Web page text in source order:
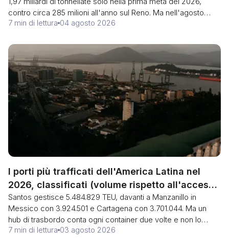
contro circa 285 milioni all'anno sul Reno. Ma nell'agosto
2026 il livello di Kaub ha raggiunto i 25 cm, le chiatte
sud di Kaub sono passate da circa 20 a quasi 150 euro per
tonnellata. Ecco la classifica dei tonnellaggi e il rischio di
pescaggio che nessuna classifica pubblica.
7 min di lettura 04 agosto 2026
I porti più trafficati dell'America Latina nel
2026, classificati (volume rispetto all'accesso
al gateway)
Santos gestisce 5.484.829 TEU, davanti a Manzanillo in
Messico con 3.924.501 e Cartagena con 3.701.044. Ma un
hub di trasbordo conta ogni container due volte e non lo
smaltisce in alcun mercato, quindi la classifica e l'utilità di un
7 min di lettura 03 agosto 2026